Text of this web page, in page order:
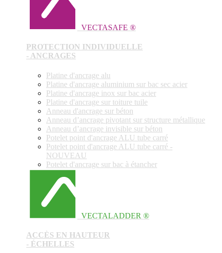
VECTASAFE ®
PROTECTION INDIVIDUELLE
- ANCRAGES
Platine d'ancrage alu
Platine d'ancrage aluminium sur bac sec acier
Platine d'ancrage inox sur bac acier
Platine d'ancrage sur toiture tuile
Anneau d'ancrage sur béton
Anneau d’ancrage pivotant sur structure métallique
Anneau d’ancrage invisible sur béton
Potelet point d'ancrage ALU tube carré
Potelet point d'ancrage ALU tube carré -
NOUVEAU
Potelet d'ancrage sur bac à étancher
VECTALADDER ®
ACCÈS EN HAUTEUR
- ÉCHELLES